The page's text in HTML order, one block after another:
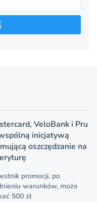
VeloBank i Pru
inicjatywą
oszczędzanie na
promocji, po
warunków, może
500 zł